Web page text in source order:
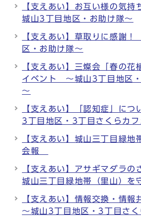
【支えあい】お互い様の気
城山3丁目地区・お助け隊～
【支えあい】草取りに感謝
区・お助け隊～
【支えあい】三燦会「春の花
イベント ～城山3丁目地区
～
【支えあい】「認知症」に
3丁目地区・3丁目さくらカフ
【支えあい】城山三丁目緑地
会報
【支えあい】アサギマダラの
城山三丁目緑地帯（里山）を
【支えあい】情報交換・情
～城山3丁目地区・3丁目さく